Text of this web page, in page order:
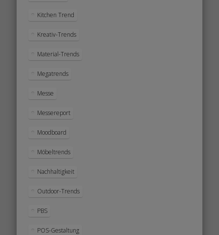
Kitchen Trend
Kreativ-Trends
Material-Trends
Megatrends
Messe
Messereport
Moodboard
Möbeltrends
Nachhaltigkeit
Outdoor-Trends
PBS
POS-Gestaltung